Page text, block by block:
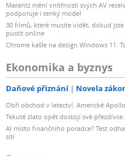
Marantz mění vnitřnosti svých AV
podporuje i tenký model
30 filmů, které musíte vidět, dokud
pustit online
Chrome kašle na design Windows 11.
Ekonomika a byznys
Daňové přiznání Novela
Obří obchod v letectví. Americké
Tekuté zlato opět dostojí své
AI místo finančního poradce? Test
sítí